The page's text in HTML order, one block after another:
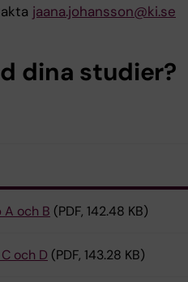
jaana.johansson@ki.se
dina studier?
och B (PDF, 142.48 KB)
och D (PDF, 143.28 KB)